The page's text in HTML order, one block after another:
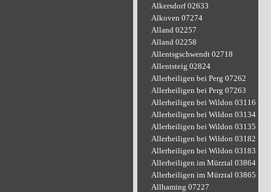
Alkersdorf 02633
Alkoven 07274
Alland 02257
Alland 02258
Allentsgschwendt 02718
Allentsteig 02824
Allerheiligen bei Perg 07262
Allerheiligen bei Perg 07263
Allerheiligen bei Wildon 03116
Allerheiligen bei Wildon 03134
Allerheiligen bei Wildon 03135
Allerheiligen bei Wildon 03182
Allerheiligen bei Wildon 03183
Allerheiligen im Mürztal 03864
Allerheiligen im Mürztal 03865
Allhaming 07227